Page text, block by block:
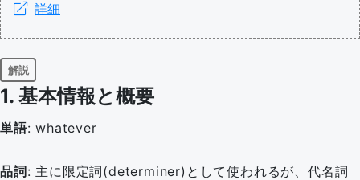
詳細
解説
1. 基本情報と概要
単語: whatever
品詞: 主に限定詞(determiner)として使われるが、代名詞